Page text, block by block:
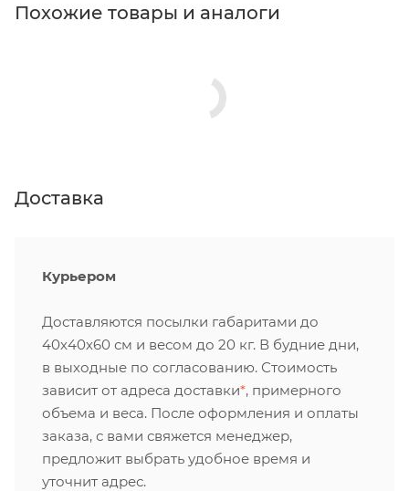
Похожие товары и аналоги
Доставка
Курьером
Доставляются посылки габаритами до
40х40х60 см и весом до 20 кг. В будние дни,
в выходные по согласованию. Стоимость
зависит от адреса доставки*, примерного
объема и веса. После оформления и оплаты
заказа, с вами свяжется менеджер,
предложит выбрать удобное время и
уточнит адрес.